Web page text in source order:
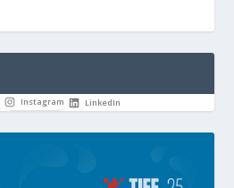
Instagram LinkedIn